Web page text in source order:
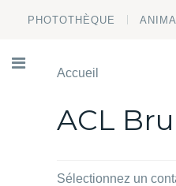
PHOTOTHÈQUE
Accueil
ACL
Sélectionnez un